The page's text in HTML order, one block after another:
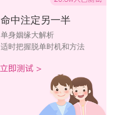
命中注定另一半
单身姻缘大解析
适时把握脱单时机和方法